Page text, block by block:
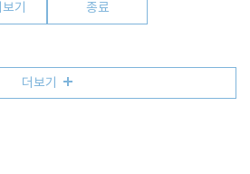
기 종료
더보기